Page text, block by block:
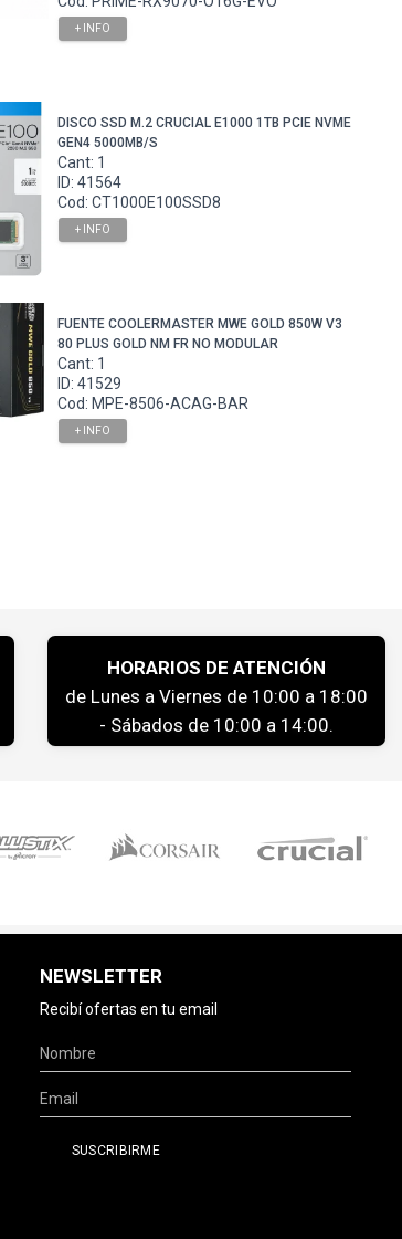
+ INFO
DISCO SSD M.2 CRUCIAL E1000 1TB PCIE NVME
GEN4 5000MB/S
Cant: 1
ID: 41564
Cod: CT1000E100SSD8
+ INFO
FUENTE COOLERMASTER MWE GOLD 850W V3
80 PLUS GOLD NM FR NO MODULAR
Cant: 1
ID: 41529
Cod: MPE-8506-ACAG-BAR
+ INFO
HORARIOS DE ATENCIÓN
de Lunes a Viernes de 10:00 a 18:00
- Sábados de 10:00 a 14:00.
NEWSLETTER
Recibí ofertas en tu email